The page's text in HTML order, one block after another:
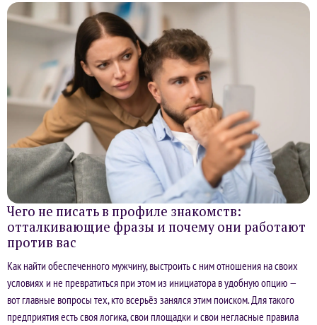
Чего не писать в профиле знакомств:
отталкивающие фразы и почему они работают
против вас
Как найти обеспеченного мужчину, выстроить с ним отношения на своих
условиях и не превратиться при этом из инициатора в удобную опцию —
вот главные вопросы тех, кто всерьёз занялся этим поиском. Для такого
предприятия есть своя логика, свои площадки и свои негласные правила